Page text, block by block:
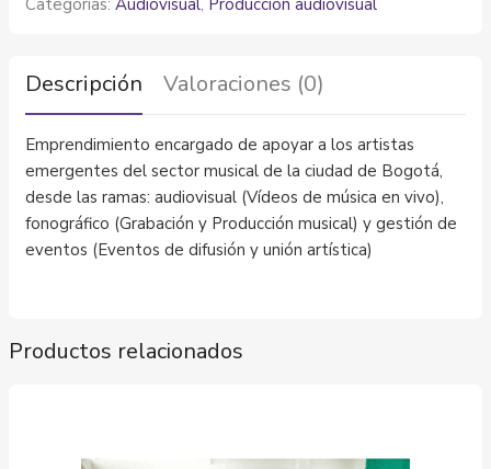
Descripción Valoraciones (0)
Emprendimiento encargado de apoyar a los artistas
emergentes del sector musical de la ciudad de Bogotá,
desde las ramas: audiovisual (Vídeos de música en vivo),
fonográfico (Grabación y Producción musical) y gestión de
eventos (Eventos de difusión y unión artística)
Productos relacionados